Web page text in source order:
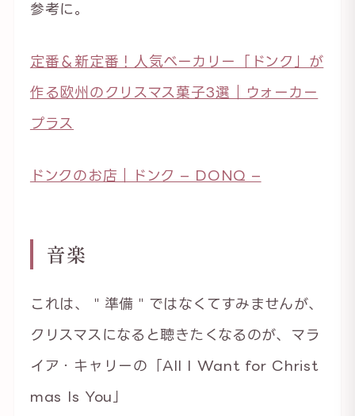
参考に。
定番＆新定番！人気ベーカリー「ドンク」が
作る欧州のクリスマス菓子3選｜ウォーカー
プラス
ドンクのお店｜ドンク – DONQ –
音楽
これは、＂準備＂ではなくてすみませんが、
クリスマスになると聴きたくなるのが、マラ
イア・キャリーの「All I Want for Christ
mas Is You」